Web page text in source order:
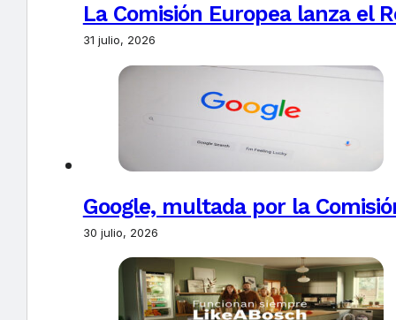
La Comisión Europea lanza el
31 julio, 2026
Google, multada por la
30 julio, 2026